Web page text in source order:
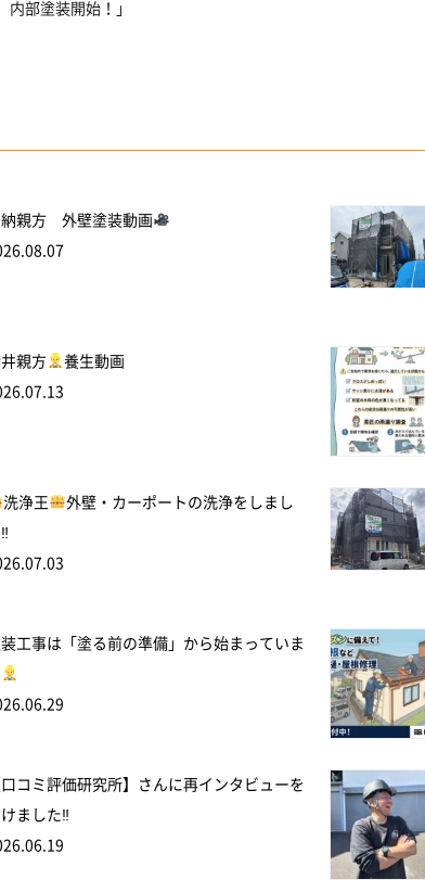
部塗装開始！」
親方 外壁塗装動画
親方
養生動画
洗浄王
外壁・カーポートの洗浄をしまし
工事は「塗る前の準備」から始まっていま
口コミ評価研究所】さんに再インタビューを
ました‼